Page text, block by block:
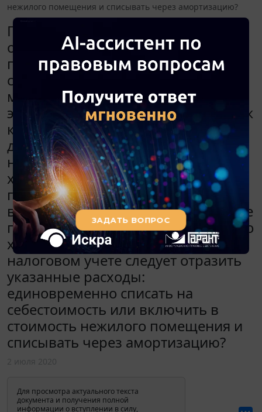
нежилого помещения и списывать через амортизацию?
Предприятие провело ремонт и
отделочные работы нежилых
помещений, которые включают в
себя: устройство перегородок,
монтаж сплит-системы настенной,
электромонтажные работы, монтаж
кухонной мебели (встроенной) и
другие. Нежилые помещения
находятся у предприятия в
хозяйственном ведении с 2010
года. Сплит-система настенная и не
встроена в здание. Гипсокартонные
перегородки не носят капитального
характера. Как в бухгалтерском и
налоговом учете следует отразить
указанные расходы:
единовременно списать на
себестоимость или включить в
стоимость нежилого помещения и
списывать через амортизацию?
Для просмотра актуального текста
документа и получения полной
информации о вступлении в силу,